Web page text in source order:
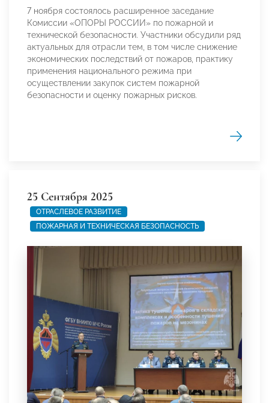
7 ноября состоялось расширенное заседание
Комиссии «ОПОРЫ РОССИИ» по пожарной и
технической безопасности. Участники обсудили ряд
актуальных для отрасли тем, в том числе снижение
экономических последствий от пожаров, практику
применения национального режима при
осуществлении закупок систем пожарной
безопасности и оценку пожарных рисков.
25 Сентября 2025
ОТРАСЛЕВОЕ РАЗВИТИЕ
ПОЖАРНАЯ И ТЕХНИЧЕСКАЯ БЕЗОПАСНОСТЬ